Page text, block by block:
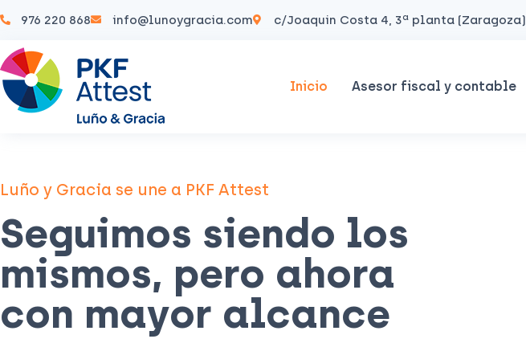
976 220 868 info@lunoygracia.com c/Joaquin Costa 4, 3ª planta (Zaragoza)
Inicio Asesor fiscal y contable
Luño y Gracia se une a PKF Attest
Seguimos siendo los
mismos, pero ahora
con mayor alcance